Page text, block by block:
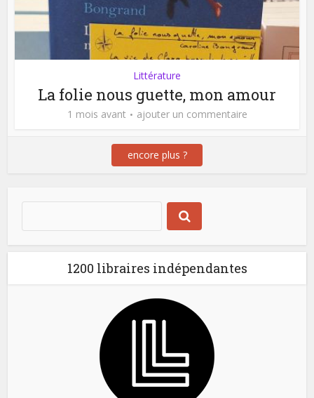
Littérature
La folie nous guette, mon amour
1 mois avant ajouter un commentaire
encore plus ?
1200 libraires indépendantes